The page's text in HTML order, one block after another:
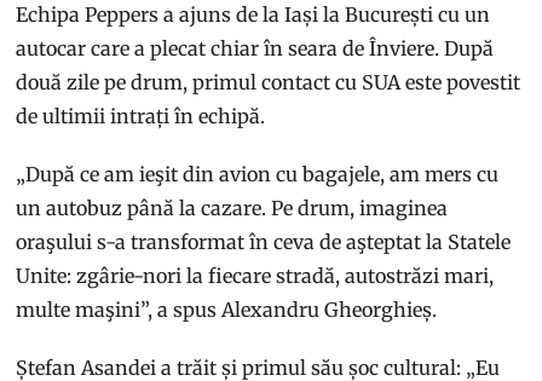
Echipa Peppers a ajuns de la Iași la București cu un
autocar care a plecat chiar în seara de Înviere. După
două zile pe drum, primul contact cu SUA este povestit
de ultimii intrați în echipă.
„După ce am ieşit din avion cu bagajele, am mers cu
un autobuz până la cazare. Pe drum, imaginea
oraşului s-a transformat în ceva de aşteptat la Statele
Unite: zgârie-nori la fiecare stradă, autostrăzi mari,
multe maşini”, a spus Alexandru Gheorghieș.
Ștefan Asandei a trăit și primul său șoc cultural: „Eu